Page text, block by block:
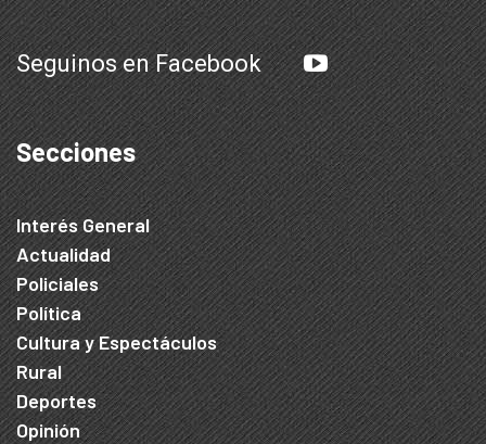
Seguinos en Facebook
Secciones
Interés General
Actualidad
Policiales
Política
Cultura y Espectáculos
Rural
Deportes
Opinión